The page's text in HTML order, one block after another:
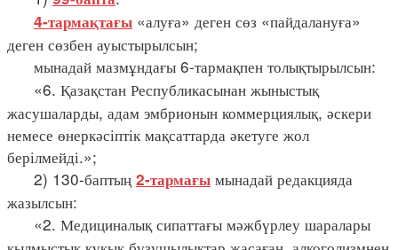
4-тармақтағы «алуға» деген сөз «пайдалануға»
деген сөзбен ауыстырылсын;
мынадай мазмұндағы 6-тармақпен толықтырылсын:
«6. Қазақстан Республикасынан жыныстық
жасушаларды, адам эмбрионын коммерциялық, әскери
немесе өнеркәсіптік мақсаттарда әкетуге жол
берілмейді.»;
2) 130-баптың 2-тармағы мынадай редакцияда
жазылсын:
«2. Медициналық сипаттағы мәжбүрлеу шаралары